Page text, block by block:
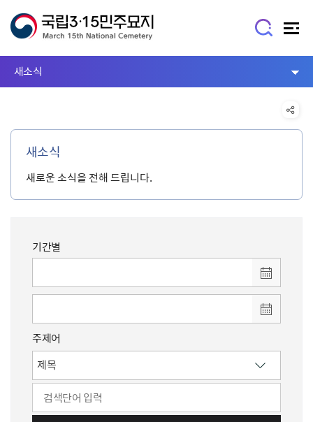
새소식
새소식
새로운 소식을 전해 드립니다.
기간별
주제어